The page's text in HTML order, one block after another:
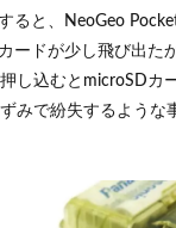
ると、NeoGeo
ードが少し飛び出た
し込むとmicroSDカ
みで紛失するような